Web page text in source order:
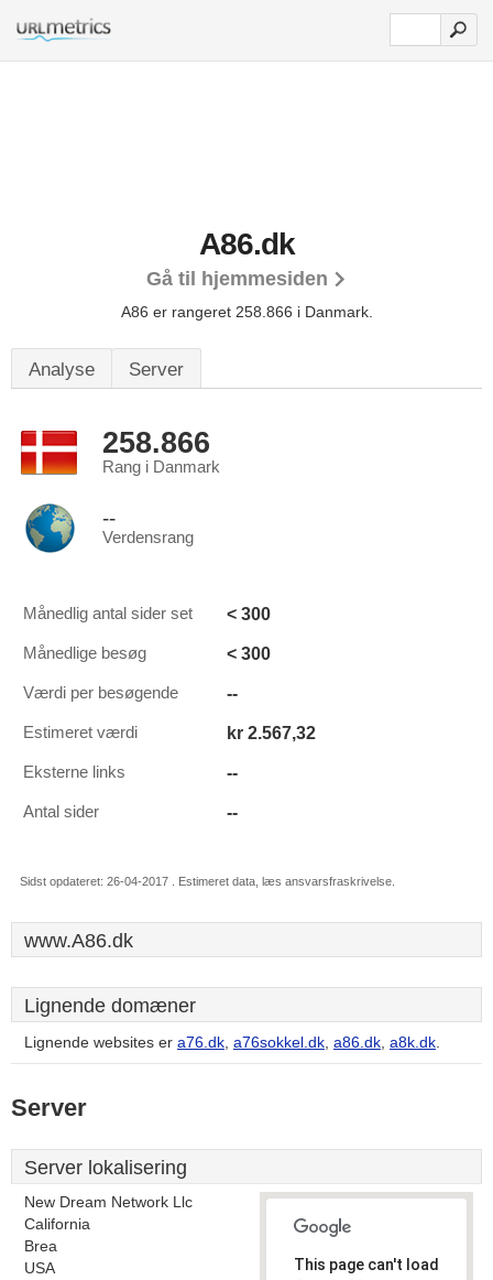
A86.dk
Gå til hjemmesiden
A86 er rangeret 258.866 i Danmark.
Analyse Server
258.866
Rang i Danmark
--
Verdensrang
Månedlig antal sider set < 300
Månedlige besøg < 300
Værdi per besøgende --
Estimeret værdi kr 2.567,32
Eksterne links --
Antal sider --
Sidst opdateret: 26-04-2017 . Estimeret data, læs ansvarsfraskrivelse.
www.A86.dk
Lignende domæner
Lignende websites er a76.dk, a76sokkel.dk, a86.dk, a8k.dk.
Server
Server lokalisering
New Dream Network Llc
California
Brea
USA
This page can't load